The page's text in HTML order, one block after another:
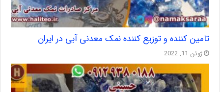
تامین کننده و توزیع کننده نمک معدنی آبی در ایران
ژوئن 11, 2022